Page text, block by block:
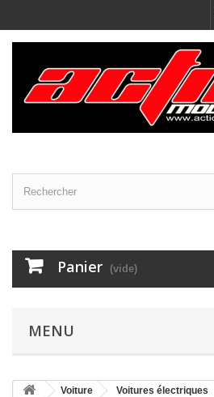
Panier (vide)
MENU
Voiture
Voitures électriques